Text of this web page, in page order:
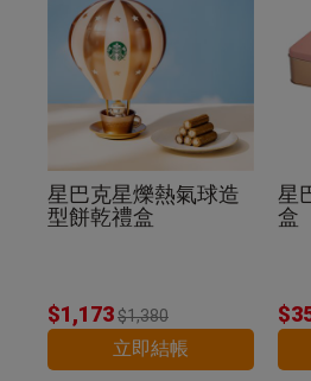
星巴克星爍熱氣球造
型餅乾禮盒
$1,173$1,380
立即結帳
星
盒